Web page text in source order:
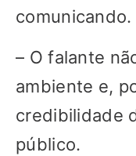
comunicando.
– O falante
ambiente e,
credibilidade
público.